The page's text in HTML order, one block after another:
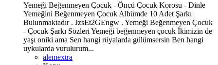
Yemeği Beğenmeyen Çocuk - Öncü Çocuk Korosu - Dinle
Yemeğini Beğenmeyen Çocuk Albümde 10 Adet Şarkı
Bulunmaktadır . JzsEt2GEngw . Yemeği Beğenmeyen Çocuk
- Çocuk Şarkı Sözleri Yemeği beğenmeyen çocuk İkimizin de
yaşı oniki ama Sen hangi rüyalarda gülümsersin Ben hangi
uykularda vurulurum...
alemextra